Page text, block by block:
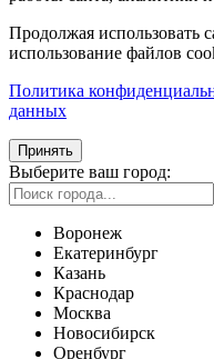
Продолжая использовать
использование файлов
Политика
данных
Принять
Выберите ваш город:
Воронеж
Екатеринбург
Казань
Краснодар
Москва
Новосибирск
Оренбург